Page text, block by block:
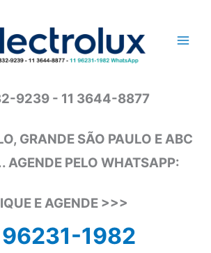
9239 - 11 3644-8877
GRANDE SÃO PAULO E ABC
AGENDE PELO WHATSAPP:
E AGENDE >>>
96231-1982